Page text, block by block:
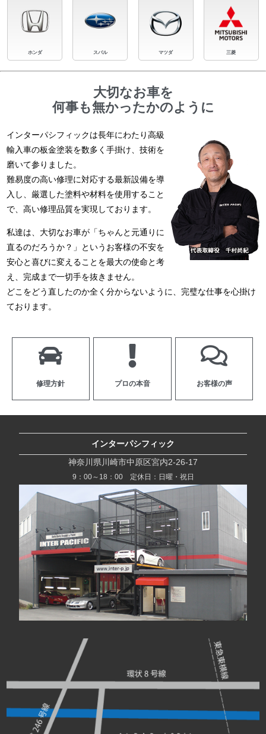
ホンダ スバル マツダ 三菱
大切なお車を
何事も無かったかのように
インターパシフィックは長年にわたり高級
輸入車の板金塗装を数多く手掛け、技術を
磨いて参りました。
難易度の高い修理に対応する最新設備を導
入し、厳選した塗料や材料を使用すること
で、高い修理品質を実現しております。
私達は、大切なお車が「ちゃんと元通りに
直るのだろうか？」というお客様の不安を
安心と喜びに変えることを最大の使命と考
え、完成まで一切手を抜きません。
どこをどう直したのか全く分からないように、完璧な仕事を心掛け
ております。
修理方針 プロの本音 お客様の声
インターパシフィック
神奈川県川崎市中原区宮内2-26-17
9：00～18：00 定休日：日曜・祝日